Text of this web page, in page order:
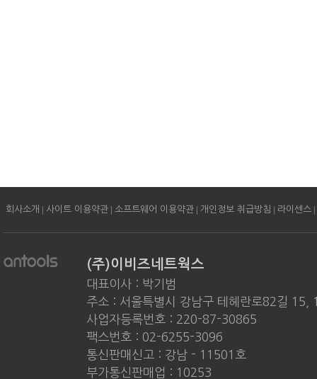
회사소개 | 사이트 이용약관 | 소프트웨어 이용약관 | 개인정보 취급방침 | 라이센스 |
(주)이비즈네트웍스
대표이사 : 박기범
주소 : 서울특별시 강남구 테헤란로82길 15,
사업자등록번호 : 220-87-30865
팩스번호 : 02-6255-3096
통신판매신고 : 강남 - 11501호
부가통신판매업 : 10253